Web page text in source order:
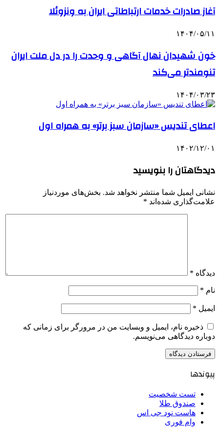
آغاز صادرات خدمات ارتباطاتی ایران به ونزوئلا
۱۴۰۴/۰۵/۱۱
خون شهیدان نهال آگاهی و وحدت را در دل ملت ایران
تنومندتر می‌کند
۱۴۰۴/۰۳/۲۳
اعطای تندیس «سازمان سبز برتر» به همراه اول
۱۴۰۲/۱۲/۰۱
دیدگاهتان را بنویسید
نشانی ایمیل شما منتشر نخواهد شد. بخش‌های موردنیاز
علامت‌گذاری شده‌اند *
دیدگاه *
نام *
ایمیل *
ذخیره نام، ایمیل و وبسایت من در مرورگر برای زمانی که
دوباره دیدگاهی می‌نویسم.
پیوندها
تست شخصیت
صندوق طلا
هاست نود جی اس
وام فوری